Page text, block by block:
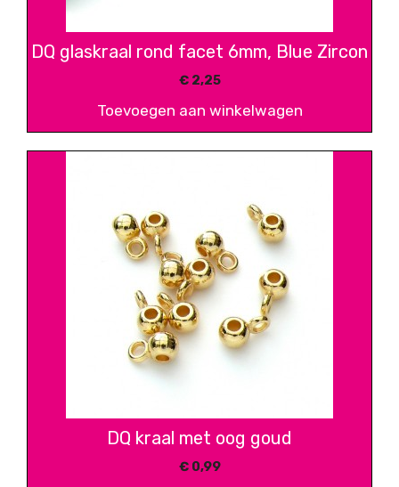
DQ glaskraal rond facet 6mm, Blue Zircon
€2,25
Toevoegen aan winkelwagen
DQ kraal met oog goud
€0,99